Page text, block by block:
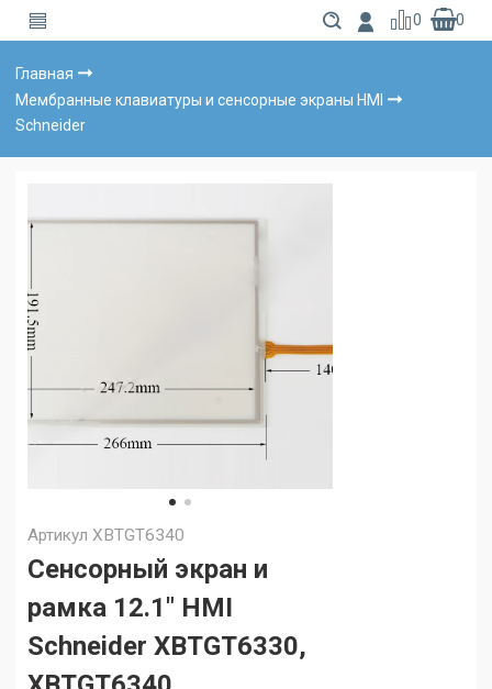
0 0
Главная
Мембранные клавиатуры и сенсорные экраны HMI
Schneider
АртикулXBTGT6340
Сенсорный экран и
рамка 12.1" HMI
Schneider XBTGT6330,